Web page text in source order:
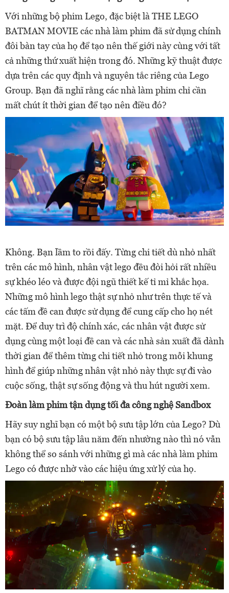
Với những bộ phim Lego, đặc biệt là THE LEGO
BATMAN MOVIE các nhà làm phim đã sử dụng chính
đôi bàn tay của họ để tạo nên thế giới này cùng với tất
cả những thứ xuất hiện trong đó. Những kỹ thuật được
dựa trên các quy định và nguyên tắc riêng của Lego
Group. Bạn đã nghĩ rằng các nhà làm phim chỉ cần
mất chút ít thời gian để tạo nên điều đó?
Không. Bạn lầm to rồi đấy. Từng chi tiết dù nhỏ nhất
trên các mô hình, nhân vật lego đều đòi hỏi rất nhiều
sự khéo léo và được đội ngũ thiết kế tỉ mỉ khắc họa.
Những mô hình lego thật sự nhỏ như trên thực tế và
các tấm đề can được sử dụng để cung cấp cho họ nét
mặt. Để duy trì độ chính xác, các nhân vật được sử
dụng cùng một loại đề can và các nhà sản xuất đã dành
thời gian để thêm từng chi tiết nhỏ trong mỗi khung
hình để giúp những nhân vật nhỏ này thực sự đi vào
cuộc sống, thật sự sống động và thu hút người xem.
Đoàn làm phim tận dụng tối đa công nghệ Sandbox
Hãy suy nghĩ bạn có một bộ sưu tập lớn của Lego? Dù
bạn có bộ sưu tập lâu năm đến nhường nào thì nó vẫn
không thể so sánh với những gì mà các nhà làm phim
Lego có được nhờ vào các hiệu ứng xử lý của họ.